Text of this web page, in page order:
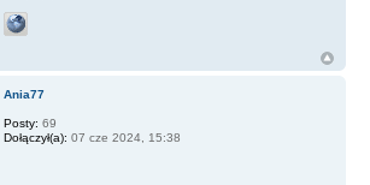
Ania77
Posty: 69
Dołączył(a): 07 cze 2024, 15:38